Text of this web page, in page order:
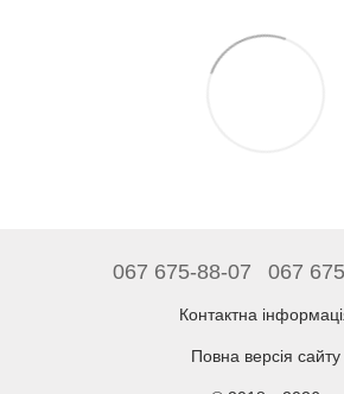
067 675-88-07 067
Контактна
Повна версія сайту